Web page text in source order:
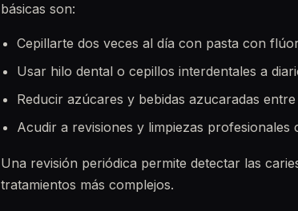
básicas son:
Cepillarte dos veces al día con pasta con
Usar hilo dental o cepillos interdentales a
Reducir azúcares y bebidas azucaradas
Acudir a revisiones y limpiezas profesionales
Una revisión periódica permite detectar las
tratamientos más complejos.